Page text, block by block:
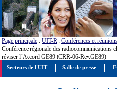
Page principale : UIT-R : Conférences et réunions
Conférence régionale des radiocommunications
réviser l´Accord GE89 (CRR-06-Rev.GE89)
Secteurs de l'UIT Salle de presse